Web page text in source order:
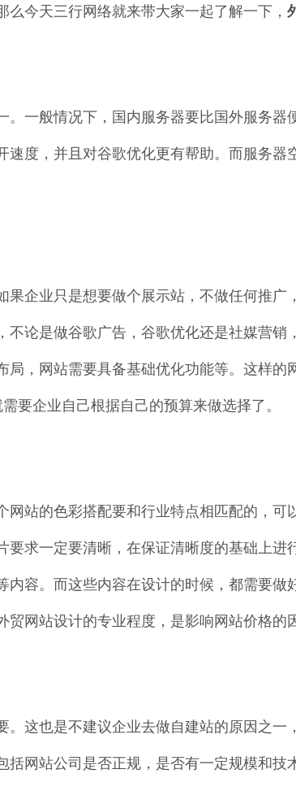
今天三行网络就来带大家一起了解一下，
一般情况下，国内服务器要比国外服务器
度，并且对谷歌优化更有帮助。而服务器
企业只是想要做个展示站，不做任何推广
论是做谷歌广告，谷歌优化还是社媒营销
，网站需要具备基础优化功能等。这样的
要企业自己根据自己的预算来做选择了。
站的色彩搭配要和行业特点相匹配的，可
求一定要清晰，在保证清晰度的基础上进
容。而这些内容在设计的时候，都需要做
网站设计的专业程度，是影响网站价格的
这也是不建议企业去做自建站的原因之一
网站公司是否正规，是否有一定规模和技